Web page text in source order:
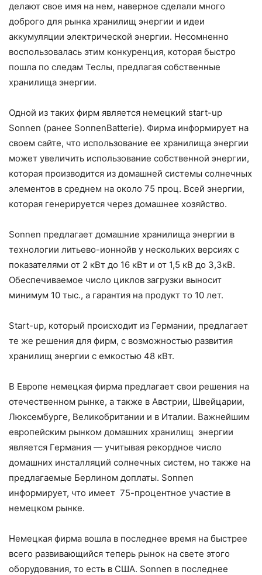
делают свое имя на нем, наверное сделали много
доброго для рынка хранилищ энергии и идеи
аккумуляции электрической энергии. Несомненно
воспользовалась этим конкуренция, которая быстро
пошла по следам Теслы, предлагая собственные
хранилища энергии.
Одной из таких фирм является немецкий start-up
Sonnen (ранее SonnenBatterie). Фирма информирует на
своем сайте, что использование ее хранилища энергии
может увеличить использование собственной энергии,
которая производится из домашней системы солнечных
элементов в среднем на около 75 проц. Всей энергии,
которая генерируется через домашнее хозяйство.
Sonnen предлагает домашние хранилища энергии в
технологии литьево-ионнойв у нескольких версиях с
показателями от 2 кВт до 16 кВт и от 1,5 кВ до 3,3кВ.
Обеспечиваемое число циклов загрузки выносит
минимум 10 тыс., а гарантия на продукт то 10 лет.
Start-up, который происходит из Германии, предлагает
те же решения для фирм, с возможностью развития
хранилищ энергии с емкостью 48 кВт.
В Европе немецкая фирма предлагает свои решения на
отечественном рынке, а также в Австрии, Швейцарии,
Люксембурге, Великобритании и в Италии. Важнейшим
европейским рынком домашних хранилищ энергии
является Германия — учитывая рекордное число
домашних инсталляций солнечных систем, но также на
предлагаемые Берлином доплаты. Sonnen
информирует, что имеет 75-процентное участие в
немецком рынке.
Немецкая фирма вошла в последнее время на быстрее
всего развивающийся теперь рынок на свете этого
оборудования, то есть в США. Sonnen в последнее